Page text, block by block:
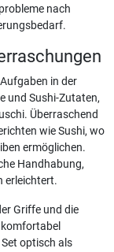
nach
in der
und Sushi-Zutaten,
Überraschend
wie Sushi, wo
ermöglichen.
Handhabung,
erleichtert.
Griffe und die
optisch als